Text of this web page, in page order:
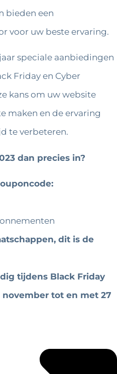
bieden een
voor uw beste ervaring.
speciale aanbiedingen
Friday en Cyber
kans om uw website
maken en de ervaring
te verbeteren.
dan precies in?
dit is de
tijdens Black Friday
november tot en met 27